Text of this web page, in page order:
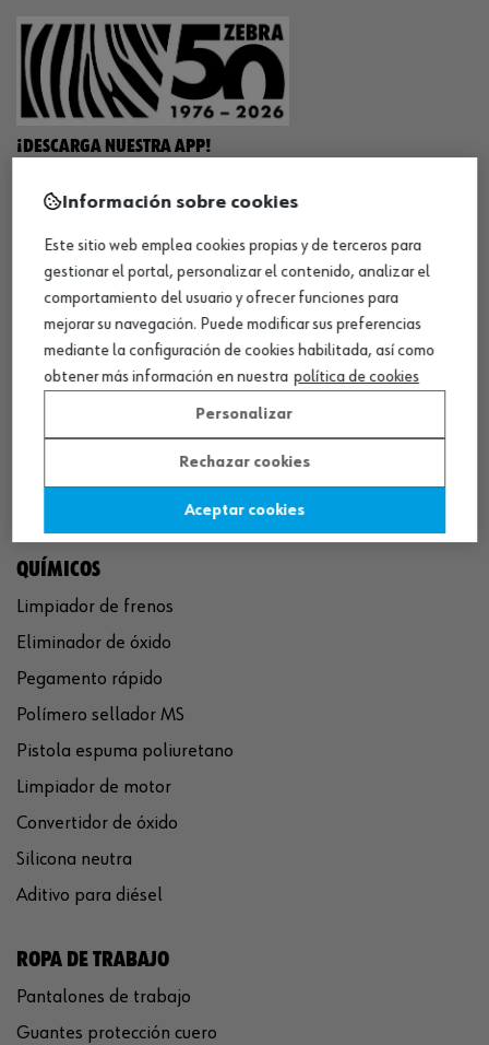
¡DESCARGA NUESTRA APP!
MÉTODOS DE PAGO
¡SÍGUENOS!
QUÍMICOS
Limpiador de frenos
Eliminador de óxido
Pegamento rápido
Polímero sellador MS
Pistola espuma poliuretano
Limpiador de motor
Convertidor de óxido
Silicona neutra
Aditivo para diésel
ROPA DE TRABAJO
Pantalones de trabajo
Guantes protección cuero
Información sobre cookies
Este sitio web emplea cookies propias y de terceros para
gestionar el portal, personalizar el contenido, analizar el
comportamiento del usuario y ofrecer funciones para
mejorar su navegación. Puede modificar sus preferencias
mediante la configuración de cookies habilitada, así como
obtener más información en nuestra política de cookies
Personalizar
Rechazar cookies
Aceptar cookies